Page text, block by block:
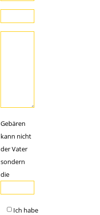
Gebären
kann nicht
der Vater
sondern
die
Ich habe